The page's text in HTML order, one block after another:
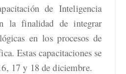
de Inteligencia
la finalidad de integrar
en los procesos de
Estas capacitaciones se
17 y 18 de diciembre.